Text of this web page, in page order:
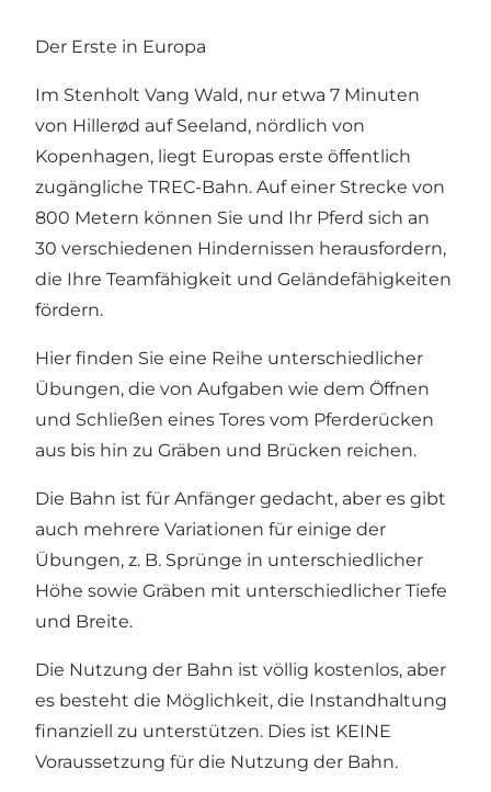
Der Erste in Europa
Im Stenholt Vang Wald, nur etwa 7 Minuten
von Hillerød auf Seeland, nördlich von
Kopenhagen, liegt Europas erste öffentlich
zugängliche TREC-Bahn. Auf einer Strecke von
800 Metern können Sie und Ihr Pferd sich an
30 verschiedenen Hindernissen herausfordern,
die Ihre Teamfähigkeit und Geländefähigkeiten
fördern.
Hier finden Sie eine Reihe unterschiedlicher
Übungen, die von Aufgaben wie dem Öffnen
und Schließen eines Tores vom Pferderücken
aus bis hin zu Gräben und Brücken reichen.
Die Bahn ist für Anfänger gedacht, aber es gibt
auch mehrere Variationen für einige der
Übungen, z. B. Sprünge in unterschiedlicher
Höhe sowie Gräben mit unterschiedlicher Tiefe
und Breite.
Die Nutzung der Bahn ist völlig kostenlos, aber
es besteht die Möglichkeit, die Instandhaltung
finanziell zu unterstützen. Dies ist KEINE
Voraussetzung für die Nutzung der Bahn.